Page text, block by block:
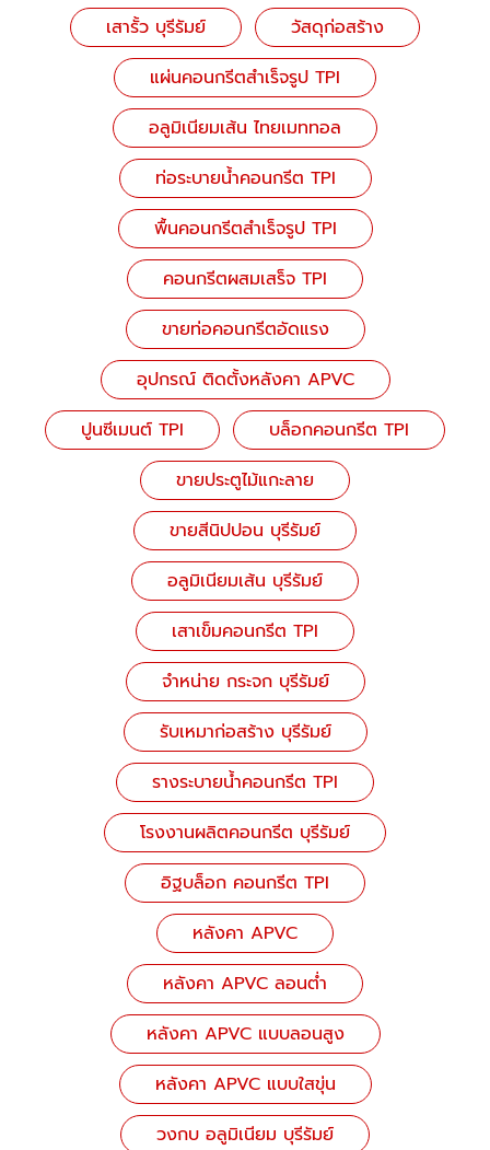
เสารั้ว บุรีรัมย์
วัสดุก่อสร้าง
แผ่นคอนกรีตสำเร็จรูป TPI
อลูมิเนียมเส้น ไทยเมททอล
ท่อระบายน้ำคอนกรีต TPI
พื้นคอนกรีตสำเร็จรูป TPI
คอนกรีตผสมเสร็จ TPI
ขายท่อคอนกรีตอัดแรง
อุปกรณ์ ติดตั้งหลังคา APVC
ปูนซีเมนต์ TPI
บล็อกคอนกรีต TPI
ขายประตูไม้แกะลาย
ขายสีนิปปอน บุรีรัมย์
อลูมิเนียมเส้น บุรีรัมย์
เสาเข็มคอนกรีต TPI
จำหน่าย กระจก บุรีรัมย์
รับเหมาก่อสร้าง บุรีรัมย์
รางระบายน้ำคอนกรีต TPI
โรงงานผลิตคอนกรีต บุรีรัมย์
อิฐบล็อก คอนกรีต TPI
หลังคา APVC
หลังคา APVC ลอนต่ำ
หลังคา APVC แบบลอนสูง
หลังคา APVC แบบใสขุ่น
วงกบ อลูมิเนียม บุรีรัมย์